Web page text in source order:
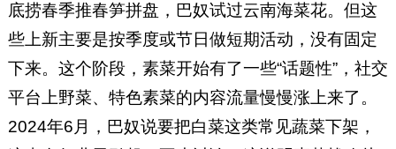
底捞春季推春笋拼盘，巴奴试过云南海菜花。但这
些上新主要是按季度或节日做短期活动，没有固定
下来。这个阶段，素菜开始有了一些“话题性”，社交
平台上野菜、特色素菜的内容流量慢慢涨上来了。
2024年6月，巴奴说要把白菜这类常见蔬菜下架，